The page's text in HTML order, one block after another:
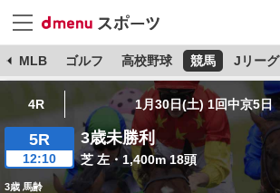
MLB ゴルフ 高校野球 競馬 Jリーグ
4R 1月30日(土) 1回中京5日
5R
12:10
3歳未勝利
芝 左・1,400m 18頭
3歳 馬齢